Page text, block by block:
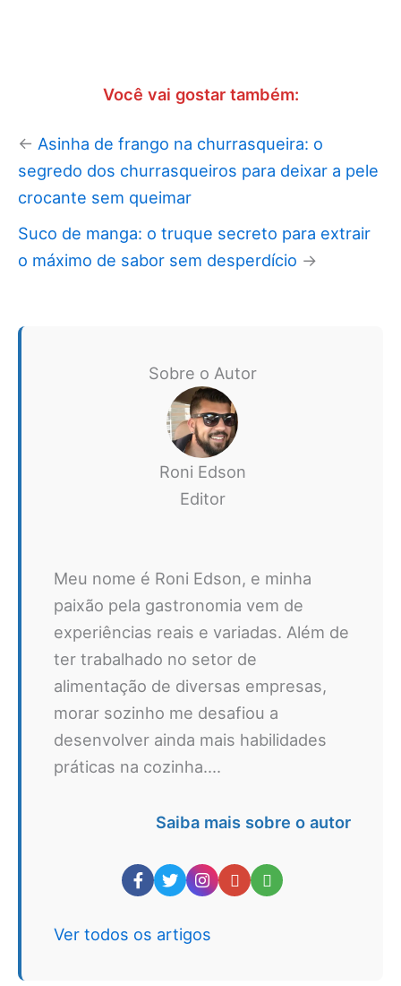
Você vai gostar também:
← Asinha de frango na churrasqueira: o
segredo dos churrasqueiros para deixar a pele
crocante sem queimar
Suco de manga: o truque secreto para extrair
o máximo de sabor sem desperdício →
Sobre o Autor
Roni Edson
Editor
Meu nome é Roni Edson, e minha
paixão pela gastronomia vem de
experiências reais e variadas. Além de
ter trabalhado no setor de
alimentação de diversas empresas,
morar sozinho me desafiou a
desenvolver ainda mais habilidades
práticas na cozinha....
Saiba mais sobre o autor
Ver todos os artigos